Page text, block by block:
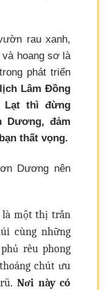
rau xanh,
hoang sơ là
phát triển
Lâm Đồng
Lạt thì đừng
Dương, đảm
thất vọng.
Dương nên
là một thị trấn
cùng những
rêu phong
chút ưu
Nơi này có